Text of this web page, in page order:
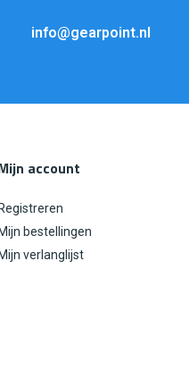
info@gearpoint.nl
account
bestellingen
verlanglijst